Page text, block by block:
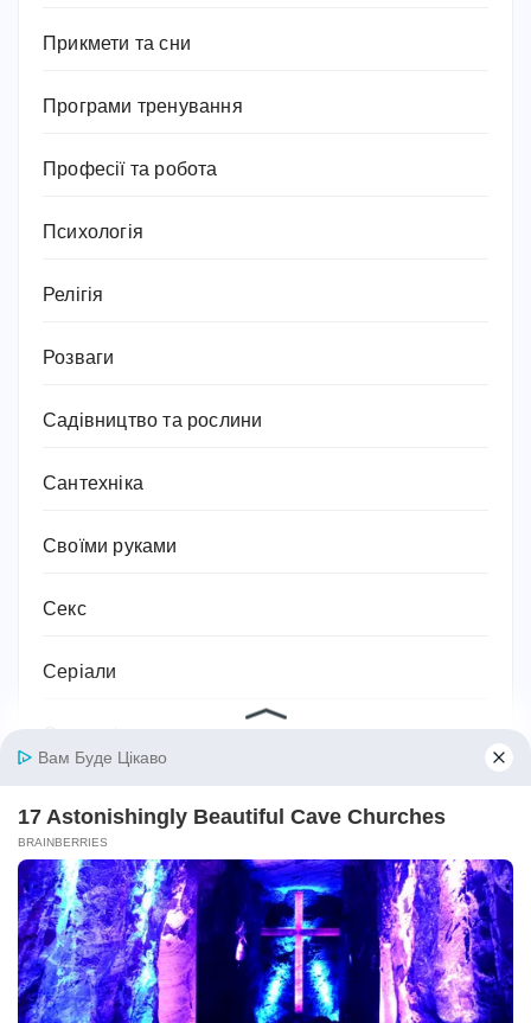
Прикмети та сни
Програми тренування
Професії та робота
Психологія
Релігія
Розваги
Садівництво та рослини
Сантехніка
Своїми руками
Секс
Серіали
Соки
Соціальний захист та соціальна підтримка
Спорт